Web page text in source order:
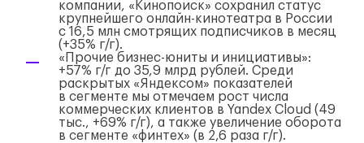
компании, «Кинопоиск» сохранил статус
крупнейшего онлайн-кинотеатра в России
с 16,5 млн смотрящих подписчиков в месяц
(+35% г/г).
«Прочие бизнес-юниты и инициативы»:
+57% г/г до 35,9 млрд рублей. Среди
раскрытых «Яндексом» показателей
в сегменте мы отмечаем рост числа
коммерческих клиентов в Yandex Cloud (49
тыс., +69% г/г), а также увеличение оборота
в сегменте «финтех» (в 2,6 раза г/г).